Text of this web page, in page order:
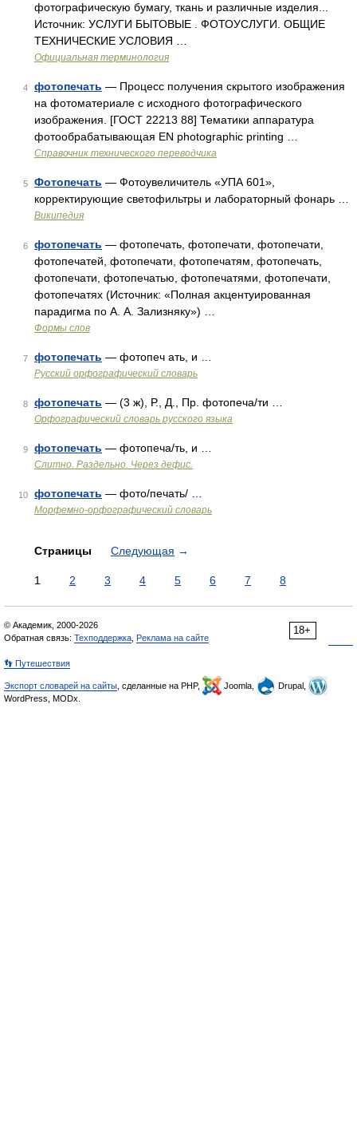
фотографическую бумагу, ткань и различные изделия...
Источник: УСЛУГИ БЫТОВЫЕ . ФОТОУСЛУГИ. ОБЩИЕ
ТЕХНИЧЕСКИЕ УСЛОВИЯ …
Официальная терминология
4 фотопечать — Процесс получения скрытого изображения
на фотоматериале с исходного фотографического
изображения. [ГОСТ 22213 88] Тематики аппаратура
фотообрабатывающая EN photographic printing …
Справочник технического переводчика
5 Фотопечать — Фотоувеличитель «УПА 601»,
корректирующие светофильтры и лабораторный фонарь …
Википедия
6 фотопечать — фотопечать, фотопечати, фотопечати,
фотопечатей, фотопечати, фотопечатям, фотопечать,
фотопечати, фотопечатью, фотопечатями, фотопечати,
фотопечатях (Источник: «Полная акцентуированная
парадигма по А. А. Зализняку») …
Формы слов
7 фотопечать — фотопеч ать, и …
Русский орфографический словарь
8 фотопечать — (3 ж), Р., Д., Пр. фотопеча/ти …
Орфографический словарь русского языка
9 фотопечать — фотопеча/ть, и …
Слитно. Раздельно. Через дефис.
10 фотопечать — фото/печать/ …
Морфемно-орфографический словарь
Страницы Следующая →
1 2 3 4 5 6 7 8
18+
© Академик, 2000-2026
Обратная связь: Техподдержка Реклама на сайте
👣 Путешествия
Экспорт словарей на сайты , сделанные на PHP, Joomla,
Drupal,
WordPress, MODx.